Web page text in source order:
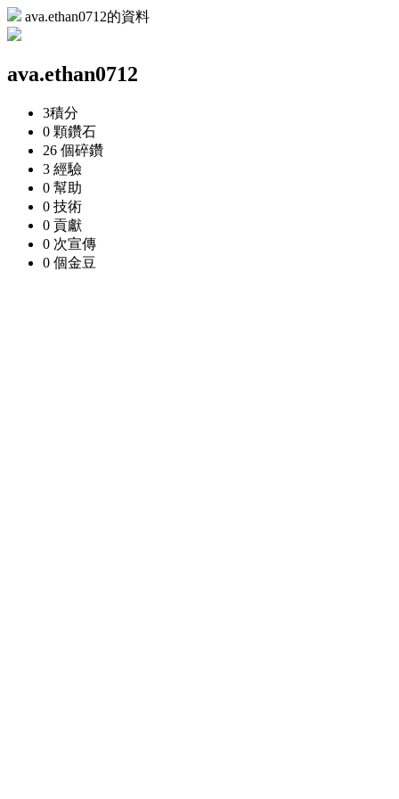
ava.ethan0712的資料
ava.ethan0712
3積分
0 顆鑽石
26 個碎鑽
3 經驗
0 幫助
0 技術
0 貢獻
0 次宣傳
0 個金豆